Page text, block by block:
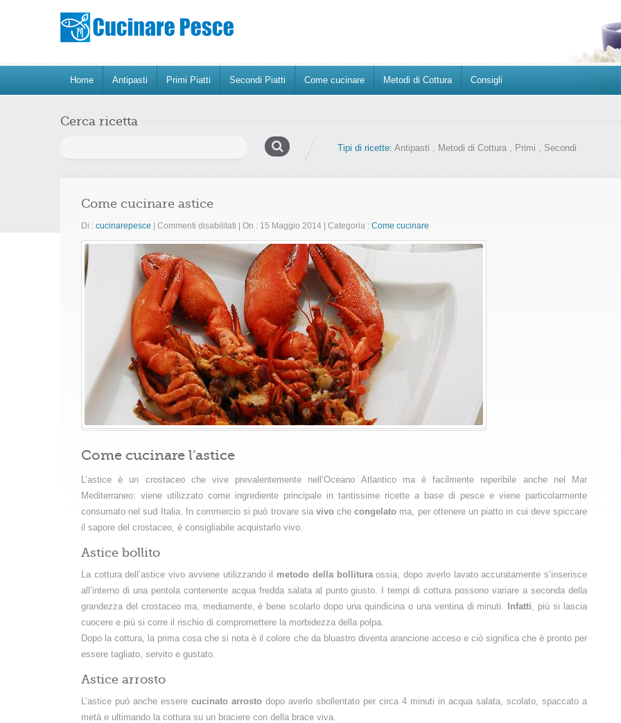
Home Antipasti Primi Piatti Secondi Piatti Come cucinare Metodi di Cottura
Consigli
Cerca ricetta
Tipi di ricette: Antipasti , Metodi di Cottura , Primi , Secondi
Come cucinare astice
Di : cucinarepesce Commenti disabilitati su
Come
cucinare
astice
On : 15 Maggio 2014 Categoria : Come cucinare
Come cucinare l’astice
L’astice è un crostaceo che vive prevalentemente nell’Oceano Atlantico ma è facilmente reperibile anche nel Mar
Mediterraneo: viene utilizzato come ingrediente principale in tantissime ricette a base di pesce e viene particolarmente
consumato nel sud Italia. In commercio si può trovare sia vivochecongelato ma, per ottenere un piatto in cui deve spiccare
il sapore del crostaceo, è consigliabile acquistarlo vivo.
Astice bollito
La cottura dell’astice vivo avviene utilizzando il metodo della bollituraossia, dopo averlo lavato accuratamente s’inserisce
all’interno di una pentola contenente acqua fredda salata al punto giusto. I tempi di cottura possono variare a seconda della
grandezza del crostaceo ma, mediamente, è bene scolarlo dopo una quindicina o una ventina di minuti.
Infatti, più si lascia
cuocere e più si corre il rischio di compromettere la morbidezza della polpa.
Dopo la cottura, la prima cosa che si nota è il colore che da bluastro diventa arancione acceso e ciò significa che è pronto per
essere tagliato, servito e gustato.
Astice arrosto
L’astice può anche essere cucinato arrosto dopo averlo sbollentato per circa 4 minuti in acqua salata, scolato, spaccato a
metà e ultimando la cottura su un braciere con della brace viva.